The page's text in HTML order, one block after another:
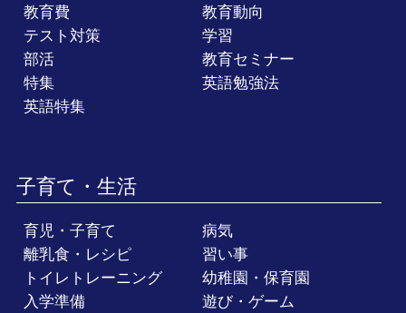
教育費
教育動向
テスト対策
学習
部活
教育セミナー
特集
英語勉強法
英語特集
子育て・生活
育児・子育て
病気
離乳食・レシピ
習い事
トイレトレーニング
幼稚園・保育園
入学準備
遊び・ゲーム